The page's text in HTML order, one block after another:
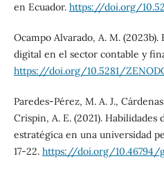
en Ecuador. https://doi.org/
Ocampo Alvarado, A. M.
digital en el sector contable y
https://doi.org/10.5281/
Paredes-Pérez, M. A. J.,
Crispin, A. E. (2021).
estratégica en una universidad
17-22. https://doi.org/10.46794/